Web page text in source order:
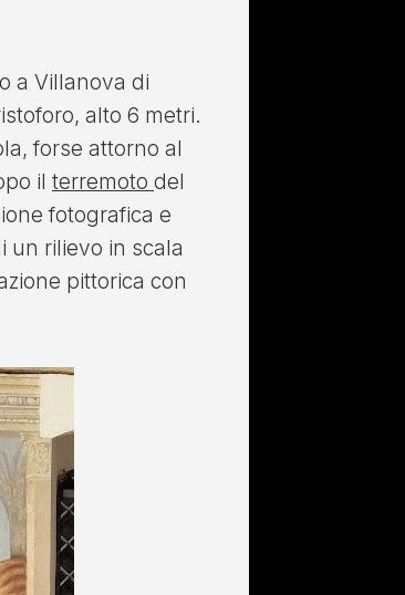
a Villanova di
alto 6 metri.
forse attorno al
il terremoto del
fotografica e
un rilievo in scala
pittorica con